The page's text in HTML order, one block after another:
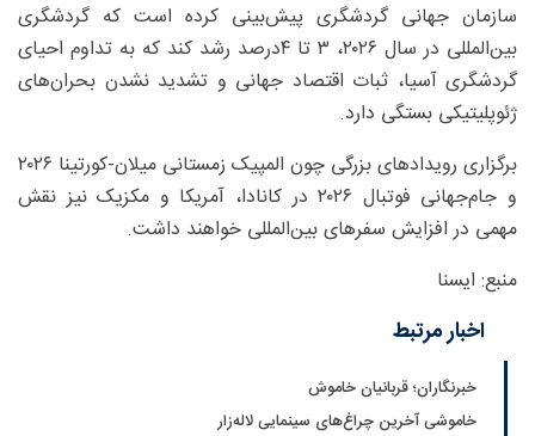
سازمان جهانی گردشگری پیش‌بینی کرده است که گردشگری
بین‌المللی در سال ۲۰۲۶، ۳ تا ۴‌درصد رشد کند که به تداوم احیای
گردشگری آسیا، ثبات اقتصاد جهانی و تشدید نشدن بحران‌های
ژئوپلیتیکی بستگی دارد.
برگزاری رویدادهای بزرگی چون المپیک زمستانی میلان-کورتینا ۲۰۲۶
و جام‌جهانی فوتبال ۲۰۲۶ در کانادا، آمریکا و مکزیک نیز نقش
مهمی در افزایش سفرهای بین‌المللی خواهند داشت.
منبع: ایسنا
اخبار مرتبط
خبرنگاران؛ قربانیان خاموش
خاموشی آخرین چراغ‌های سینمایی لاله‌زار